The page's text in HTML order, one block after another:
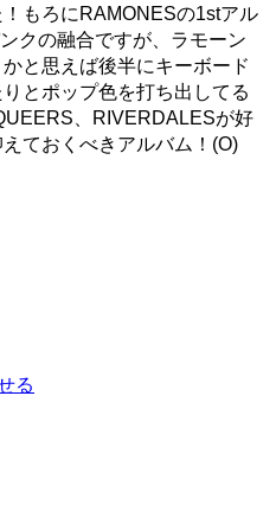
もろにRAMONESの1stアル
クの融合ですが、ラモーン
と思えば後半にキーボード
とポップ色を打ち出してる
、RIVERDALESが好
ておくべきアルバム！(O)
る